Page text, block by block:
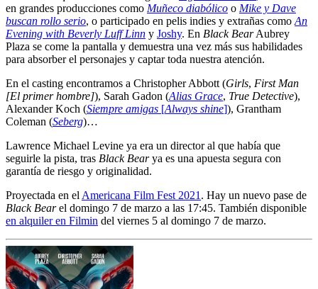
en grandes producciones como Muñeco diabólico o Mike y Dave
buscan rollo serio, o participado en pelis indies y extrañas como An
Evening with Beverly Luff Linn y Joshy. En Black BearAubrey
Plaza se come la pantalla y demuestra una vez más sus habilidades
para absorber el personajes y captar toda nuestra atención.
En el casting encontramos a Christopher Abbott (Girls, First Man
[El primer hombre]), Sarah Gadon (Alias Grace, True Detective),
Alexander Koch (Siempre amigas [Always shine]), Grantham
Coleman (Seberg)…
Lawrence Michael Levine ya era un director al que había que
seguirle la pista, tras Black Bearya es una apuesta segura con
garantía de riesgo y originalidad.
Proyectada en el Americana Film Fest 2021 . Hay un nuevo pase de
Black Bearel domingo 7 de marzo a las 17:45. También disponible
en alquiler en Filmin del viernes 5 al domingo 7 de marzo.